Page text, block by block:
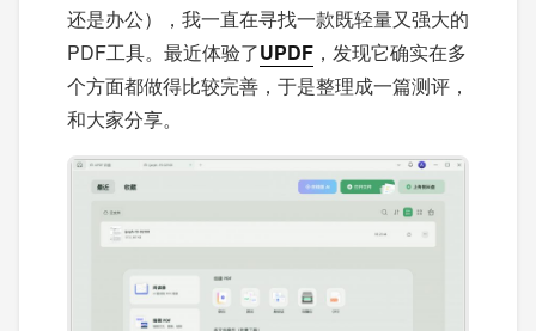
还是办公），我一直在寻找一款既轻量又强大的
PDF工具。最近体验了UPDF ，发现它确实在多
个方面都做得比较完善，于是整理成一篇测评，
和大家分享。